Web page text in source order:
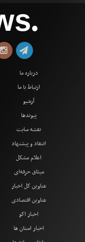
●
درباره ما
ارتباط با ما
آرشیو
پیوندها
نقشه سایت
انتقاد و پیشنهاد
اعلام مشکل
میثاق حرفه‌ای
عناوین کل اخبار
عناوین اقتصادی
اخبار اکو
اخبار استان ها